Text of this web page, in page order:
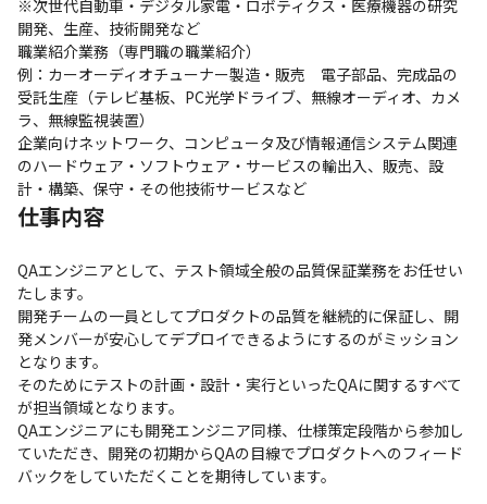
※次世代自動車・デジタル家電・ロボティクス・医療機器の研究
開発、生産、技術開発など
職業紹介業務（専門職の職業紹介）
例：カーオーディオチューナー製造・販売　電子部品、完成品の
受託生産（テレビ基板、PC光学ドライブ、無線オーディオ、カメ
ラ、無線監視装置）
企業向けネットワーク、コンピュータ及び情報通信システム関連
のハードウェア・ソフトウェア・サービスの輸出入、販売、設
計・構築、保守・その他技術サービスなど
仕事内容
QAエンジニアとして、テスト領域全般の品質保証業務をお任せい
たします。
開発チームの一員としてプロダクトの品質を継続的に保証し、開
発メンバーが安心してデプロイできるようにするのがミッション
となります。
そのためにテストの計画・設計・実行といったQAに関するすべて
が担当領域となります。
QAエンジニアにも開発エンジニア同様、仕様策定段階から参加し
ていただき、開発の初期からQAの目線でプロダクトへのフィード
バックをしていただくことを期待しています。